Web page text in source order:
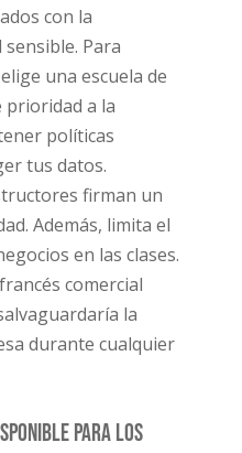
con la
Para
una escuela de
prioridad a la
políticas
tus datos.
firman un
Además, limita el
en las clases.
comercial
la
durante cualquier
para los